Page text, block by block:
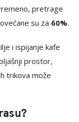
pretrage
su za 60%.
i ispijanje kafe
prostor,
trikova može